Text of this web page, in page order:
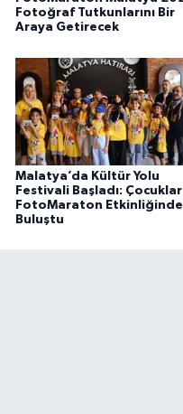
Fotoğraf Tutkunlarını Bir
Araya Getirecek
Malatya’da Kültür Yolu
Festivali Başladı: Çocuklar
FotoMaraton Etkinliğinde
Buluştu